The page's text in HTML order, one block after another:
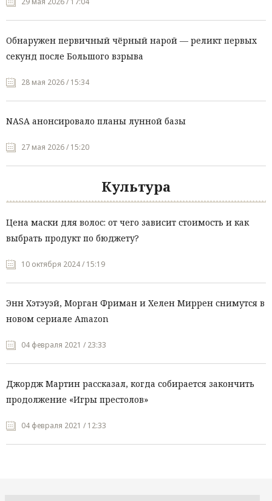
Обнаружен первичный чёрный нарой — реликт первых
секунд после Большого взрыва
28 мая 2026 / 15:34
NASA анонсировало планы лунной базы
27 мая 2026 / 15:20
Культура
Цена маски для волос: от чего зависит стоимость и как
выбрать продукт по бюджету?
10 октября 2024 / 15:19
Энн Хэтэуэй, Морган Фриман и Хелен Миррен снимутся в
новом сериале Amazon
04 февраля 2021 / 23:33
Джордж Мартин рассказал, когда собирается закончить
продолжение «Игры престолов»
04 февраля 2021 / 12:33